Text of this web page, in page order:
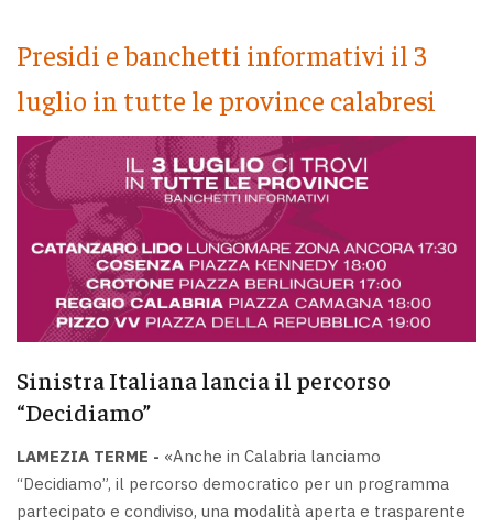
Presidi e banchetti informativi il 3
luglio in tutte le province calabresi
Sinistra Italiana lancia il percorso
“Decidiamo”
LAMEZIA TERME - «Anche in Calabria lanciamo
“Decidiamo”, il percorso democratico per un programma
partecipato e condiviso, una modalità aperta e trasparente